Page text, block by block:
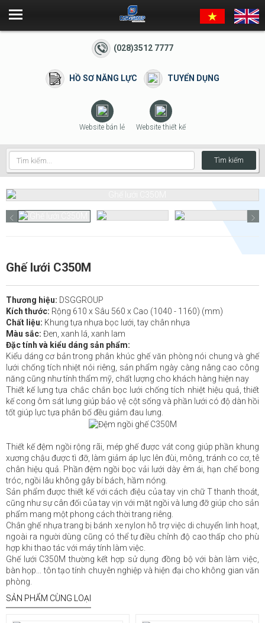
(028)3512 7777
HỒ SƠ NĂNG LỰC TUYỂN DỤNG
Website bán lẻ Website thiết kế
Tìm kiếm
Ghế lưới C350M
Thương hiệu: DSGGROUP
Kích thước: Rộng 610 x Sâu 560 x Cao (1040 - 1160) (mm)
Chất liệu: Khung tựa nhựa bọc lưới, tay chân nhựa
Màu sắc: Đen, xanh lá, xanh lam
Đặc tính và kiểu dáng sản phẩm:
Kiểu dáng cơ bản trong phân khúc ghế văn phòng nói chung và ghế
lưới chống tích nhiệt nói riêng, sản phẩm ngày càng nâng cao công
năng cũng như tính thẩm mỹ, chất lượng cho khách hàng hiện nay
Thiết kế lưng tựa chắc chắn bọc lưới chống tích nhiệt hiệu quả, thiết
kế cong ôm sát lưng giúp bảo vệ cột sống và phần lưới có độ dàn hồi
tốt giúp lực tựa phân bố đều giảm đau lưng.
Thiết kế đệm ngồi rộng rãi, mép ghế được vát cong giúp phần khung
xương chậu được tì đỡ, làm giảm áp lực lên đùi, mông, tránh co cơ, tê
chân hiệu quả. Phần đệm ngồi bọc vải lưới dày êm ái, hạn chế bong
tróc, ngồi lâu không gây bí bách, hầm nóng.
Sản phẩm được thiết kế với cách điệu của tay vịn chữ T thanh thoát,
cũng như sự cân đối của tay vịn với mặt ngồi và lưng đỡ giúp cho sản
phẩm mang một phong cách thời trang riêng.
Chân ghế nhựa trang bị bánh xe nylon hỗ trợ việc di chuyển linh hoạt,
ngoài ra người dùng cũng có thể tự điều chỉnh độ cao thấp cho phù
hợp khi thao tác với máy tính làm việc.
Ghế lưới C350M thường kết hợp sử dụng đồng bộ với bàn làm việc,
bàn họp... tôn tạo tính chuyên nghiệp và hiện đại cho không gian văn
phòng.
SẢN PHẨM CÙNG LOẠI